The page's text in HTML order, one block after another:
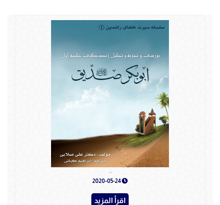
2020-05-24
اقرأ المزيد